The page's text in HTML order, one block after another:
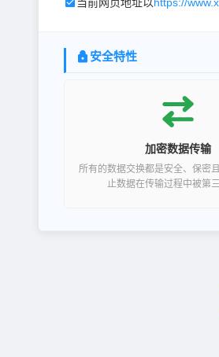
安全特性
加密数据传输
所有的数据交换都是安全、保密
止数据在传输过程中被第